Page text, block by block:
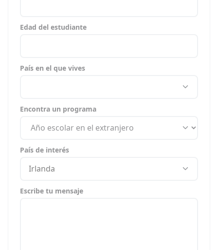
Edad del estudiante
País en el que vives
Encontra un programa
País de interés
Irlanda
Escribe tu mensaje